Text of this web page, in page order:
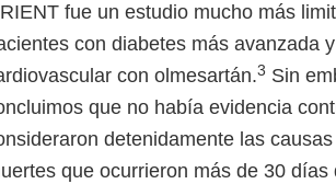
fue un estudio mucho más
con diabetes más avanzada
con olmesartán.3 Sin
que no había evidencia
detenidamente las
que ocurrieron más de 30